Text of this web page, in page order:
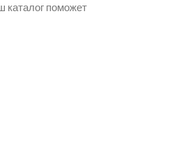
каталог поможет